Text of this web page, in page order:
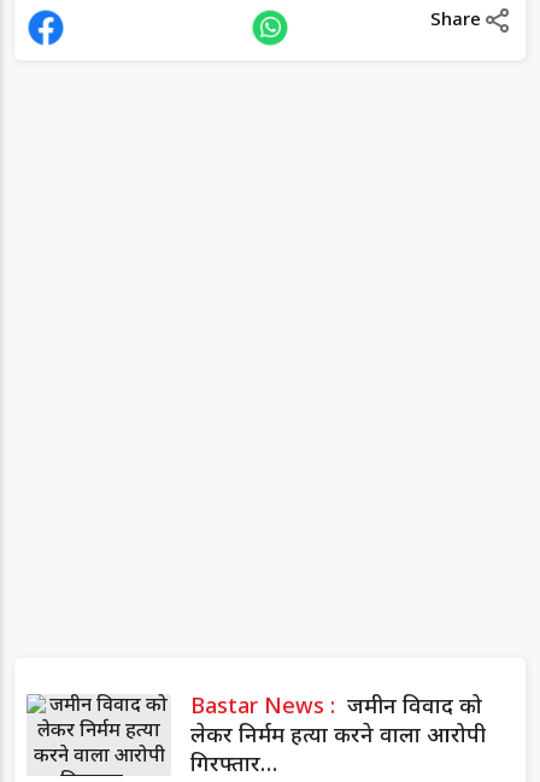
Share
Bastar News : जमीन विवाद को
लेकर निर्मम हत्या करने वाला आरोपी
गिरफ्तार…